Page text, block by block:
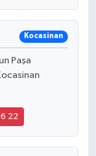
Kocasinan
Paşa
22